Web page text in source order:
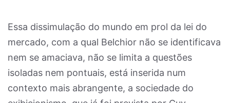
Essa dissimulação do mundo em prol da lei do
mercado, com a qual Belchior não se identificava
nem se amaciava, não se limita a questões
isoladas nem pontuais, está inserida num
contexto mais abrangente, a sociedade do